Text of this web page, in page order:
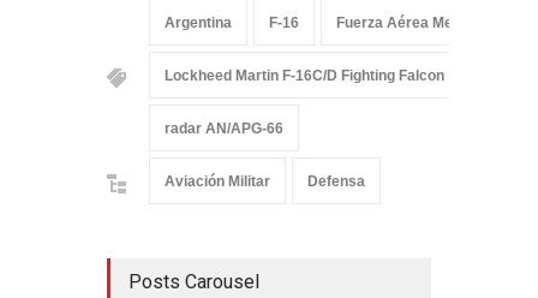
Argentina F-16 Fuerza Aérea Mexicana
Lockheed Martin F-16C/D Fighting Falcon
radar AN/APG-66
Aviación Militar Defensa
Posts Carousel